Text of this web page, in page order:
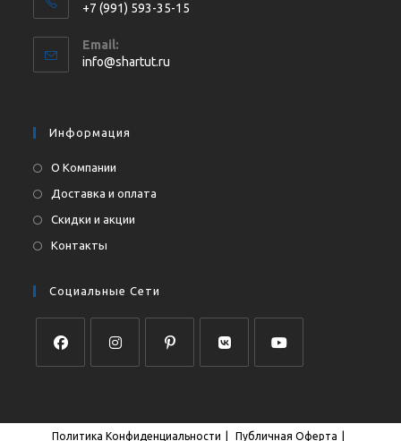
+7 (991) 593-35-15
в
вашем
Email:
info@shartut.ru
Информация
О Компании
Доставка и оплата
Скидки и акции
Контакты
Социальные Сети
новой
новой
новой
новой
новой
Политика Конфиденциальности Публичная Оферта